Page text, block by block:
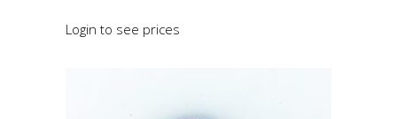
Login to see prices